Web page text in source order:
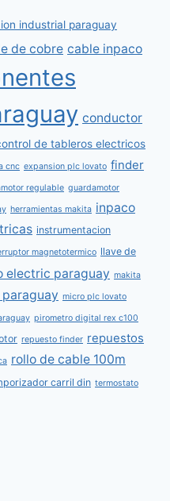
industrial paraguay
de cobre cable inpaco
conductor
de tableros electricos
cnc expansion plc lovato finder
regulable guardamotor
herramientas makita inpaco
instrumentacion
magnetotermico llave de
electric paraguay makita
micro plc lovato
pirometro digital rex c100
repuesto finder repuestos
rollo de cable 100m
carril din termostato